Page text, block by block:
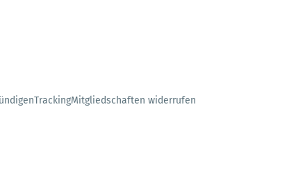
TrackingMitgliedschaften widerrufen